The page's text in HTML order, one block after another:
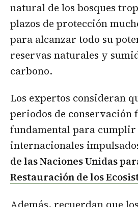
natural de los bosques
plazos de protección
para alcanzar todo su
reservas naturales y
carbono.
Los expertos consideran
periodos de conservación
fundamental para cumplir
internacionales
de las Naciones Unidas
Restauración de los